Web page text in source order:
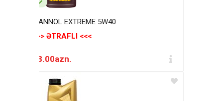
MANNOL EXTREME 5W40
>>> ƏTRAFLI <<<
18.00azn.